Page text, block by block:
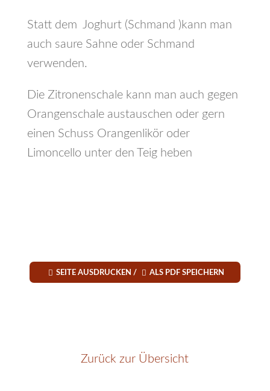
Statt dem Joghurt (Schmand )kann man
auch saure Sahne oder Schmand
verwenden.
Die Zitronenschale kann man auch gegen
Orangenschale austauschen oder gern
einen Schuss Orangenlikör oder
Limoncello unter den Teig heben
 SEITE AUSDRUCKEN /  ALS PDF SPEICHERN
Zurück zur Übersicht